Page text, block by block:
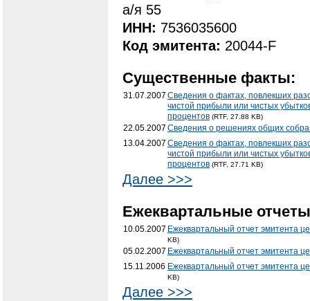
а/я 55
ИНН: 7536035600
Код эмитента: 20044-F
Существенные факты:
31.07.2007 Сведения о фактах, повлекших
чистой прибыли или чистых
процентов (RTF, 27.88 KB)
22.05.2007 Сведения о решениях общих
13.04.2007 Сведения о фактах, повлекших
чистой прибыли или чистых
процентов (RTF, 27.71 KB)
Далее >>>
Ежеквартальные
10.05.2007 Ежеквартальный отчет эмитента
KB)
05.02.2007 Ежеквартальный отчет эмитента
15.11.2006 Ежеквартальный отчет эмитента
KB)
Далее >>>